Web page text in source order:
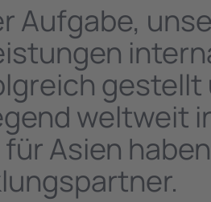
Aufgabe,
gestellt
weltweit
Asien